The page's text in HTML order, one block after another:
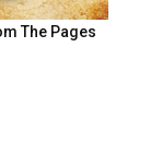
The Pages